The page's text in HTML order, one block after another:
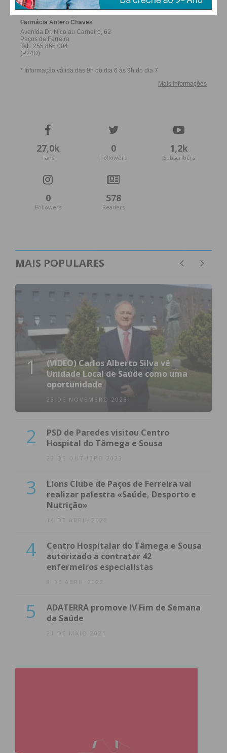
27,0k
Fans
0
Followers
1,2k
Subscribers
0
Followers
578
Readers
MAIS POPULARES
1
(VÍDEO) Carlos Alberto Silva vê
Unidade Local de Saúde como uma
oportunidade
23 DE NOVEMBRO 2023
2
PSD de Paredes visitou Centro
Hospital do Tâmega e Sousa
23 DE OUTUBRO 2023
3
Lions Clube de Paços de Ferreira vai
realizar palestra «Saúde, Desporto e
Nutrição»
14 DE ABRIL 2022
4
Centro Hospitalar do Tâmega e Sousa
autorizado a contratar 42
enfermeiros especialistas
8 DE ABRIL 2022
5
ADATERRA promove IV Fim de Semana
da Saúde
21 DE MAIO 2021